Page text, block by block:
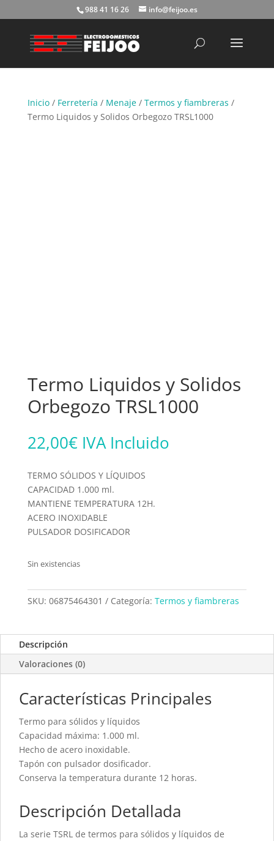
988 41 16 26 info@feijoo.es
Inicio/ Ferretería / Menaje/ Termos y fiambreras /
Termo Liquidos y Solidos Orbegozo TRSL1000
Termo Liquidos y Solidos
Orbegozo TRSL1000
22,00€ IVA Incluido
TERMO SÓLIDOS Y LÍQUIDOS
CAPACIDAD 1.000 ml.
MANTIENE TEMPERATURA 12H.
ACERO INOXIDABLE
PULSADOR DOSIFICADOR
Sin existencias
SKU: 06875464301 Categoría: Termos y fiambreras
Descripción
Valoraciones (0)
Características Principales
Termo para sólidos y líquidos
Capacidad máxima: 1.000 ml.
Hecho de acero inoxidable.
Tapón con pulsador dosificador.
Conserva la temperatura durante 12 horas.
Descripción Detallada
La serie TSRL de termos para sólidos y líquidos de